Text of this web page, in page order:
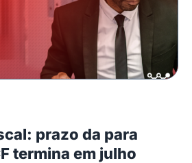
prazo da para
termina em julho